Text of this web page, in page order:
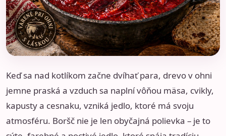
Keď sa nad kotlíkom začne dvíhať para, drevo v ohni
jemne praská a vzduch sa naplní vôňou mäsa, cvikly,
kapusty a cesnaku, vzniká jedlo, ktoré má svoju
atmosféru. Boršč nie je len obyčajná polievka – je to